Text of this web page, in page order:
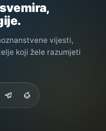
vijesti,
koji žele razumjeti